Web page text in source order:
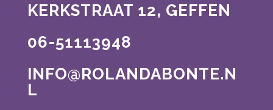
KERKSTRAAT 12, GEFFEN
06-51113948
INFO@ROLANDABONTE.N
L